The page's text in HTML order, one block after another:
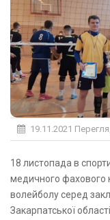
19.11.2021
18 листопада в спортивному залі Закарпатського базового
медичного фахового
волейболу серед
Закарпатської